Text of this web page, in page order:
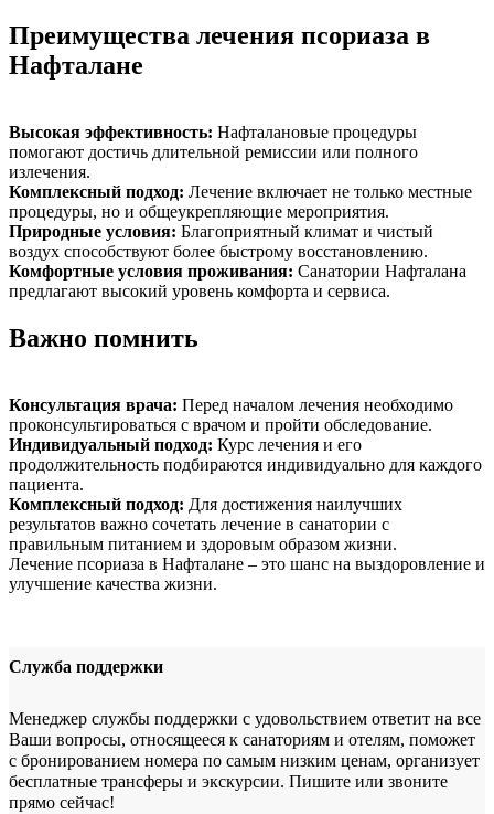
Преимущества лечения псориаза в
Нафталане
Высокая эффективность: Нафталановые процедуры
помогают достичь длительной ремиссии или полного
излечения.
Комплексный подход: Лечение включает не только местные
процедуры, но и общеукрепляющие мероприятия.
Природные условия: Благоприятный климат и чистый
воздух способствуют более быстрому восстановлению.
Комфортные условия проживания: Санатории Нафталана
предлагают высокий уровень комфорта и сервиса.
Важно помнить
Консультация врача: Перед началом лечения необходимо
проконсультироваться с врачом и пройти обследование.
Индивидуальный подход: Курс лечения и его
продолжительность подбираются индивидуально для каждого
пациента.
Комплексный подход: Для достижения наилучших
результатов важно сочетать лечение в санатории с
правильным питанием и здоровым образом жизни.
Лечение псориаза в Нафталане – это шанс на выздоровление и
улучшение качества жизни.
Служба поддержки
Менеджер службы поддержки с удовольствием ответит на все
Ваши вопросы, относящееся к санаториям и отелям, поможет
с бронированием номера по самым низким ценам, организует
бесплатные трансферы и экскурсии. Пишите или звоните
прямо сейчас!